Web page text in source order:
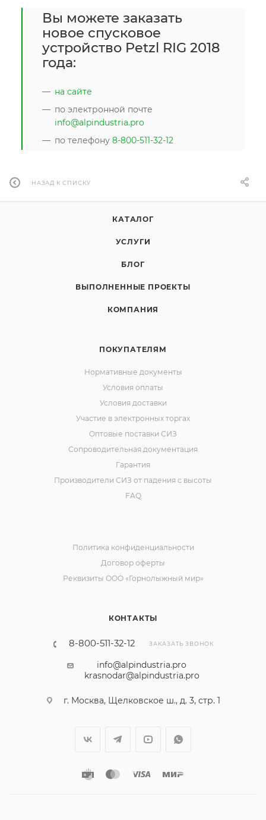
Вы можете заказать
новое спусковое
устройство Petzl RIG 2018
года:
на сайте
по электронной почте
info@alpindustria.pro
по телефону 8-800-511-32-12
НАЗАД К СПИСКУ
КАТАЛОГ
УСЛУГИ
БЛОГ
ВЫПОЛНЕННЫЕ ПРОЕКТЫ
КОМПАНИЯ
ПОКУПАТЕЛЯМ
Нормативные документы
Условия оплаты
Условия доставки
Участие в электронных торгах
Оптовые поставки СИЗ
Сопроводительная документация
Гарантия
Производители СИЗ от падения с высоты
FAQ
КОНТАКТЫ
8-800-511-32-12 ЗАКАЗАТЬ ЗВОНОК
info@alpindustria.pro
krasnodar@alpindustria.pro
г. Москва, Щелковское ш., д. 3, стр. 1
Политика конфиденциальности
Договор оферты
Реквизиты ООО «Горнолыжный мир»